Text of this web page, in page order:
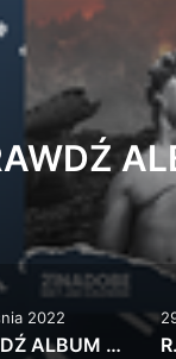
–
2022
R.A.U. – Cotozakot feat. Aleksandra Kasprzyk – Klaser vol.2